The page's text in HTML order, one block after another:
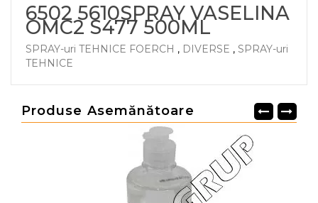
6502 5610SPRAY VASELINA
OMC2 S477 500ML
SPRAY-uri TEHNICE FOERCH , DIVERSE , SPRAY-uri
TEHNICE
Produse Asemănătoare